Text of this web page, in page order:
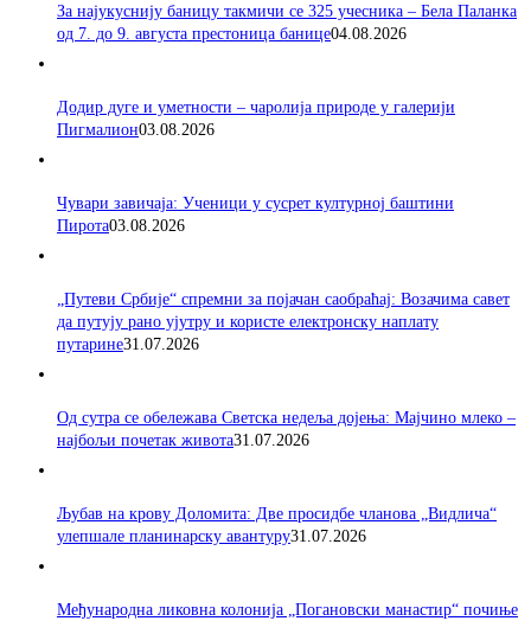
За најукуснију баницу такмичи се 325 учесника – Бела Паланка
од 7. до 9. августа престоница банице04.08.2026
Додир дуге и уметности – чаролија природе у галерији
Пигмалион03.08.2026
Чувари завичаја: Ученици у сусрет културној баштини
Пирота03.08.2026
„Путеви Србије“ спремни за појачан саобраћај: Возачима савет
да путују рано ујутру и користе електронску наплату
путарине31.07.2026
Од сутра се обележава Светска недеља дојења: Мајчино млеко –
најбољи почетак живота31.07.2026
Љубав на крову Доломита: Две просидбе чланова „Видлича“
улепшале планинарску авантуру31.07.2026
Међународна ликовна колонија „Погановски манастир“ почиње